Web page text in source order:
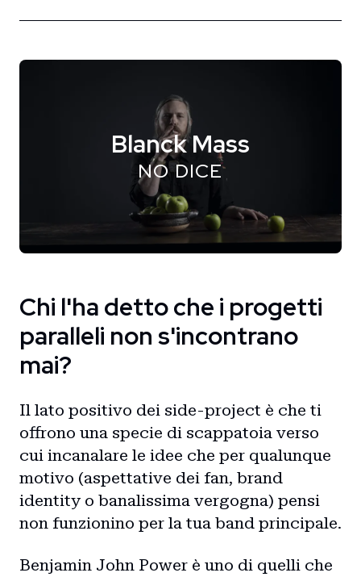
Blanck Mass
NO DICE
Chi l'ha detto che i progetti
paralleli non s'incontrano
mai?
Il lato positivo dei side-project è che ti
offrono una specie di scappatoia verso
cui incanalare le idee che per qualunque
motivo (aspettative dei fan, brand
identity o banalissima vergogna) pensi
non funzionino per la tua band principale.
Benjamin John Power è uno di quelli che